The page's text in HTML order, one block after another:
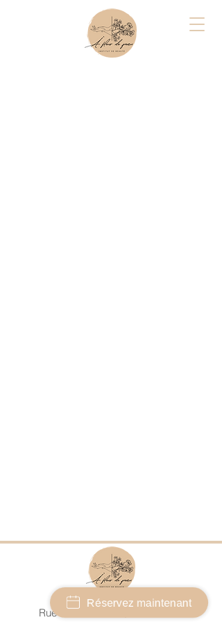
Rue Pierre Viret 1B, 1350 Orbe
Réservez maintenant